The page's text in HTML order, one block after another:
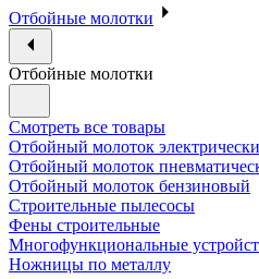
Отбойные молотки
Отбойные молотки
Смотреть все товары
Отбойный молоток
Отбойный молоток
Отбойный молоток бензиновый
Строительные пылесосы
Фены строительные
Многофункциональные
Ножницы по металлу